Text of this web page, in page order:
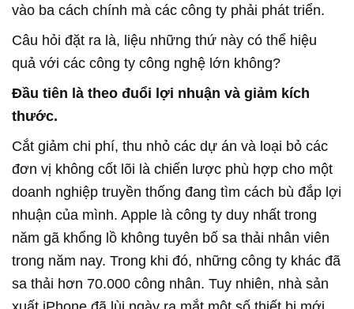
vào ba cách chính mà các công ty phải phát triển.
Câu hỏi đặt ra là, liệu những thứ này có thể hiệu
quả với các công ty công nghệ lớn không?
Đầu tiên là theo đuổi lợi nhuận và giảm kích
thước.
Cắt giảm chi phí, thu nhỏ các dự án và loại bỏ các
đơn vị không cốt lõi là chiến lược phù hợp cho một
doanh nghiệp truyền thống đang tìm cách bù đắp lợi
nhuận của mình. Apple là công ty duy nhất trong
năm gã khổng lồ không tuyên bố sa thải nhân viên
trong năm nay. Trong khi đó, những công ty khác đã
sa thải hơn 70.000 công nhân. Tuy nhiên, nhà sản